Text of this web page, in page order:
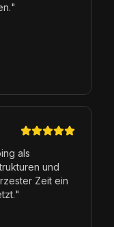
"
als
und
Zeit ein
"